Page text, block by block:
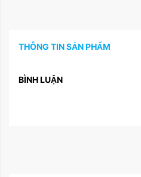
THÔNG TIN SẢN PHẨM
BÌNH LUẬN